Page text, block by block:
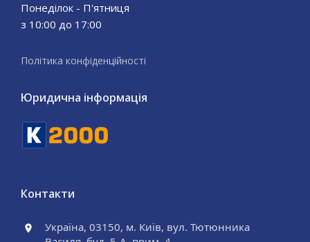
Понеділок - П'ятниця
з 10:00 до 17:00
Політика конфіденційності
Юридична інформація
Контакти
Україна, 03150, м. Київ, вул. Тютюнника